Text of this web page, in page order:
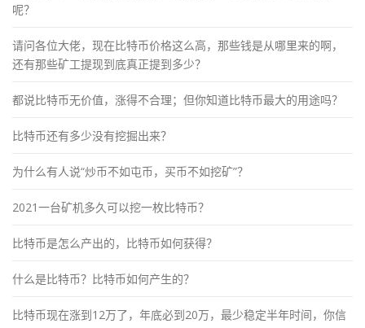
呢？
请问各位大佬，现在比特币价格这么高，那些钱是从哪里来的啊，
还有那些矿工提现到底真正提到多少？
都说比特币无价值，涨得不合理；但你知道比特币最大的用途吗？
比特币还有多少没有挖掘出来？
为什么有人说“炒币不如屯币，买币不如挖矿”？
2021一台矿机多久可以挖一枚比特币？
比特币是怎么产出的，比特币如何获得？
什么是比特币？比特币如何产生的？
比特币现在涨到12万了，年底必到20万，最少稳定半年时间，你信